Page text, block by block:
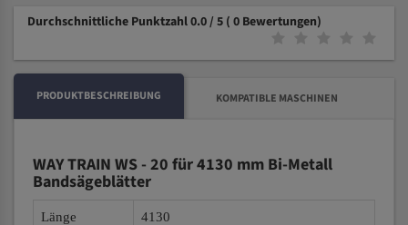
Durchschnittliche Punktzahl 0.0 / 5 ( 0 Bewertungen)
PRODUKTBESCHREIBUNG KOMPATIBLE MASCHINEN
WAY TRAIN WS - 20 für 4130 mm Bi-Metall
Bandsägeblätter
Länge 4130